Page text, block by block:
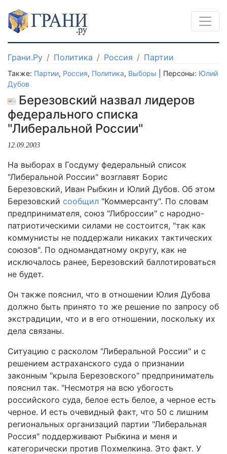
Грани.Ру Политика Россия Партии
Также: Партии, Россия, Политика, Выборы | Персоны: Юлий
Дубов
Березовский назвал лидеров
федерального списка
"Либеральной России"
12.09.2003
На выборах в Госдуму федеральный список
"Либеральной России" возглавят Борис
Березовский, Иван Рыбкин и Юлий Дубов. Об этом
Березовский сообщил "Коммерсанту". По словам
предпринимателя, союз "Либроссии" с народно-
патриотическими силами не состоится, "так как
коммунисты не поддержали никаких тактических
союзов". По одномандатному округу, как не
исключалось ранее, Березовский баллотироваться
не будет.
Он также пояснил, что в отношении Юлия Дубова
должно быть принято то же решение по запросу об
экстрадиции, что и в его отношении, поскольку их
дела связаны.
Ситуацию с расколом "Либеральной России" и с
решением астраханского суда о признании
законным "крыла Березовского" предприниматель
пояснил так. "Несмотря на всю убогость
российского суда, белое есть белое, а черное есть
черное. И есть очевидный факт, что 50 с лишним
региональных организаций партии "Либеральная
Россия" поддерживают Рыбкина и меня и
категорически против Похмелкина. Это факт. У